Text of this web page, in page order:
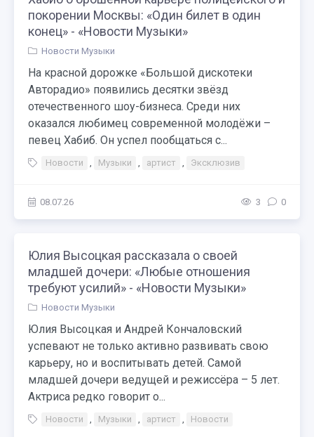
покорении Москвы: «Один билет в один
конец» - «Новости Музыки»
Новости Музыки
На красной дорожке «Большой дискотеки
Авторадио» появились десятки звёзд
отечественного шоу-бизнеса. Среди них
оказался любимец современной молодёжи –
певец Хабиб. Он успел пообщаться с...
Новости , Музыки , артист , Эксклюзив
08.07.26 3 0
Юлия Высоцкая рассказала о своей
младшей дочери: «Любые отношения
требуют усилий» - «Новости Музыки»
Новости Музыки
Юлия Высоцкая и Андрей Кончаловский
успевают не только активно развивать свою
карьеру, но и воспитывать детей. Самой
младшей дочери ведущей и режиссёра – 5 лет.
Актриса редко говорит о...
Новости , Музыки , артист , Новости